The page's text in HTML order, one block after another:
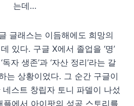
는데…
글래스는 이듬해에도 희망의
있다. 구글 X에서 졸업을 ‘명’
자 생존’과 ‘자산 정리’라는 갈
는 상황이었다. 그 순간 구글이
스트 창립자 토니 파델이 나섰
에서 아이팟의 성공 스토리를